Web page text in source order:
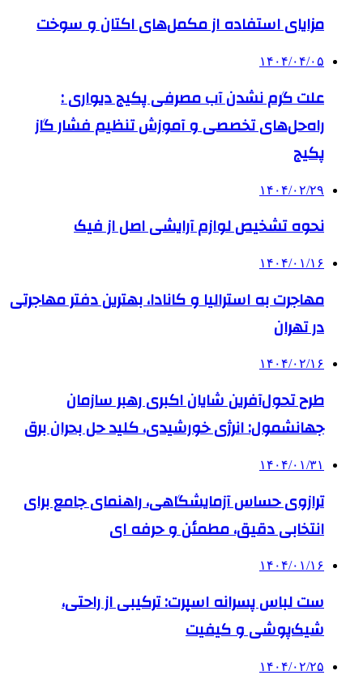
مزایای استفاده از مکمل‌های اکتان و سوخت
۱۴۰۴/۰۴/۰۵
علت گرم نشدن آب مصرفی پکیج دیواری :
راه‌حل‌های تخصصی و آموزش تنظیم فشار گاز
پکیج
۱۴۰۴/۰۲/۲۹
نحوه تشخیص لوازم آرایشی اصل از فیک
۱۴۰۴/۰۱/۱۶
مهاجرت به استرالیا و کانادا، بهترین دفتر مهاجرتی
در تهران
۱۴۰۴/۰۲/۱۶
طرح تحول‌آفرین شایان اکبری رهبر سازمان
جهانشمول: انرژی خورشیدی، کلید حل بحران برق
۱۴۰۴/۰۱/۳۱
ترازوی حساس آزمایشگاهی، راهنمای جامع برای
انتخابی دقیق، مطمئن و حرفه ای
۱۴۰۴/۰۱/۱۶
ست لباس پسرانه اسپرت: ترکیبی از راحتی،
شیک‌پوشی و کیفیت
۱۴۰۴/۰۲/۲۵